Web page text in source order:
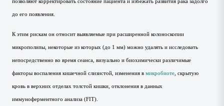
до его появления.
К этим рискам он относит выявляемые при расширенной колоноскопии
микрополипы, некоторые из которых (до 1 мм) можно удалять и исследовать
непосредственно во время сеанса, визуально и биохимически различимые
факторы воспаления кишечной слизистой, изменения в микробиоте , скрытую
кровь в верхних отделах толстой кишки, отклонения в данных
иммуноферментного анализа (FIT).